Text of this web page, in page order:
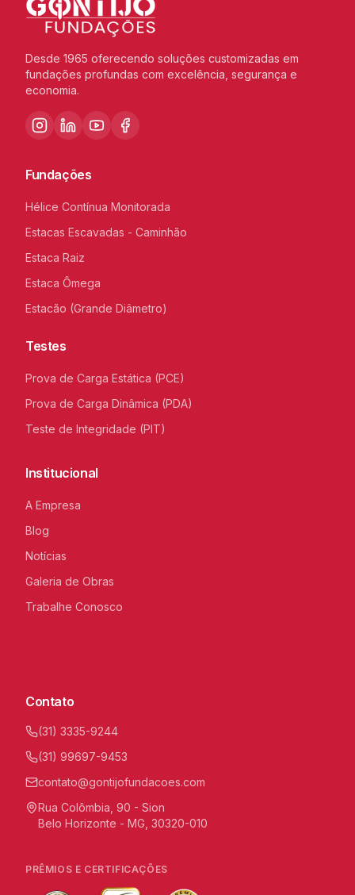
Desde 1965 oferecendo soluções customizadas em
fundações profundas com excelência, segurança e
economia.
Fundações
Hélice Contínua Monitorada
Estacas Escavadas - Caminhão
Estaca Raiz
Estaca Ômega
Estacão (Grande Diâmetro)
Testes
Prova de Carga Estática (PCE)
Prova de Carga Dinâmica (PDA)
Teste de Integridade (PIT)
Institucional
A Empresa
Blog
Notícias
Galeria de Obras
Trabalhe Conosco
Contato
(31) 3335-9244
(31) 99697-9453
contato@gontijofundacoes.com
Rua Colômbia, 90 - Sion
Belo Horizonte - MG, 30320-010
PRÊMIOS E CERTIFICAÇÕES